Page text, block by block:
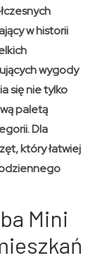
w historii
wygody
się nie tylko
paletą
Dla
który łatwiej
Mini